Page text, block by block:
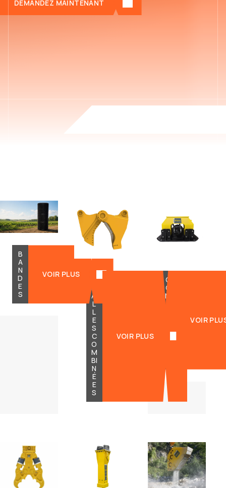
DEMANDEZ MAINTENANT
B
A
N
D
E
S
VOIR PLUS
C
IS
AI
L
L
E
S
C
O
M
BI
N
É
E
S
VOIR PLUS
C
O
M
P
VOIR